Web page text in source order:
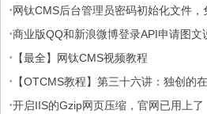
·网钛CMS后台管理员密码初始化文件，
·商业版QQ和新浪微博登录API申请图文
· 【最全】网钛CMS视频教程
· 【OTCMS教程】第三十六讲：独创的
·开启IIS的Gzip网页压缩，官网已用上了